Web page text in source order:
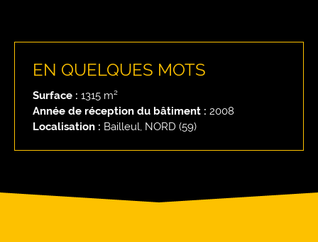
EN QUELQUES MOTS
Surface : 1315 m²
Année de réception du bâtiment : 2008
Localisation : Bailleul, NORD (59)